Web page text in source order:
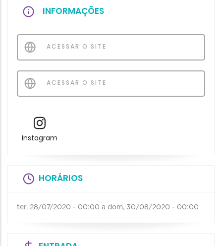
INFORMAÇÕES
ACESSAR O SITE
ACESSAR O SITE
Instagram
HORÁRIOS
ter, 28/07/2020 - 00:00 a dom, 30/08/2020 - 00:00